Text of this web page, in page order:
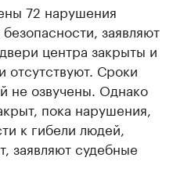
72 нарушения
заявляют
центра закрыты и
отсутствуют. Сроки
не озвучены. Однако
пока нарушения,
к гибели людей,
заявляют судебные